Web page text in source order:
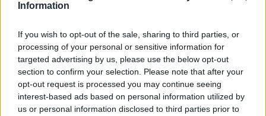
Information
If you wish to opt-out of the sale, sharing to third parties, or
processing of your personal or sensitive information for
targeted advertising by us, please use the below opt-out
section to confirm your selection. Please note that after your
opt-out request is processed you may continue seeing
interest-based ads based on personal information utilized by
us or personal information disclosed to third parties prior to